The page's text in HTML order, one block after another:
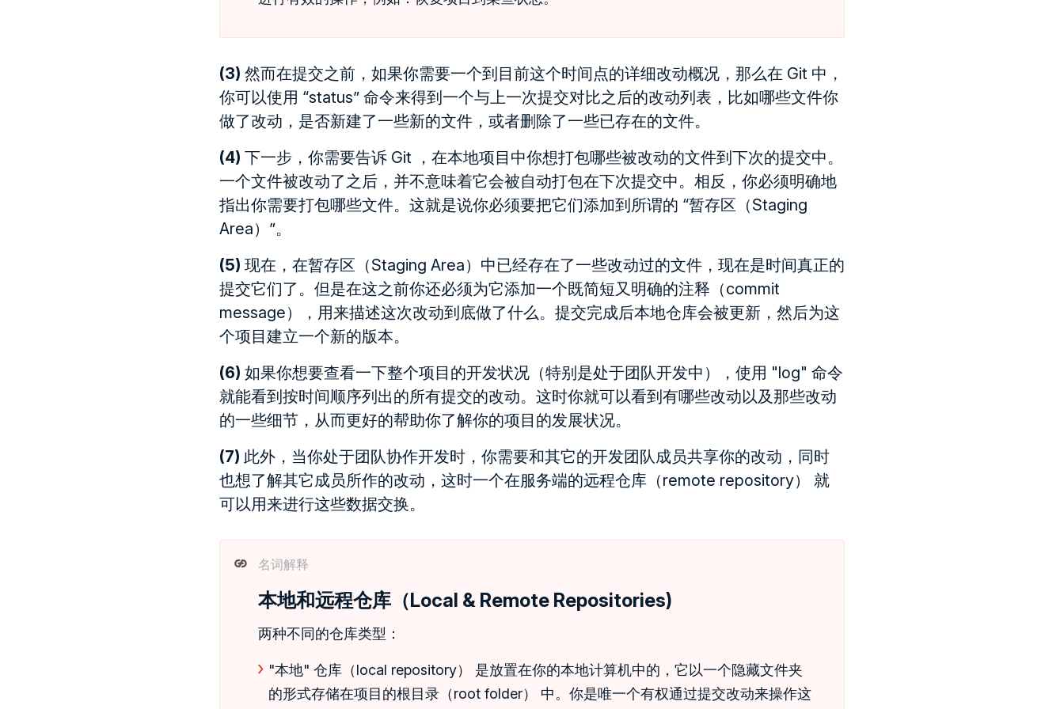
(3) 然而在提交之前，如果你需要一个到目前这个时间点的详细改动概况，那么在 Git 中，
你可以使用 “status” 命令来得到一个与上一次提交对比之后的改动列表，比如哪些文件你
做了改动，是否新建了一些新的文件，或者删除了一些已存在的文件。
(4) 下一步，你需要告诉 Git ，在本地项目中你想打包哪些被改动的文件到下次的提交中。
一个文件被改动了之后，并不意味着它会被自动打包在下次提交中。相反，你必须明确地
指出你需要打包哪些文件。这就是说你必须要把它们添加到所谓的 “暂存区（Staging
Area）”。
(5) 现在，在暂存区（Staging Area）中已经存在了一些改动过的文件，现在是时间真正的
提交它们了。但是在这之前你还必须为它添加一个既简短又明确的注释（commit
message），用来描述这次改动到底做了什么。提交完成后本地仓库会被更新，然后为这
个项目建立一个新的版本。
(6) 如果你想要查看一下整个项目的开发状况（特别是处于团队开发中），使用 "log" 命令
就能看到按时间顺序列出的所有提交的改动。这时你就可以看到有哪些改动以及那些改动
的一些细节，从而更好的帮助你了解你的项目的发展状况。
(7) 此外，当你处于团队协作开发时，你需要和其它的开发团队成员共享你的改动，同时
也想了解其它成员所作的改动，这时一个在服务端的远程仓库（remote repository） 就
可以用来进行这些数据交换。
名词解释
本地和远程仓库（Local & Remote Repositories)
两种不同的仓库类型：
"本地" 仓库（local repository） 是放置在你的本地计算机中的，它以一个隐藏文件夹
的形式存储在项目的根目录（root folder） 中。你是唯一个有权通过提交改动来操作这